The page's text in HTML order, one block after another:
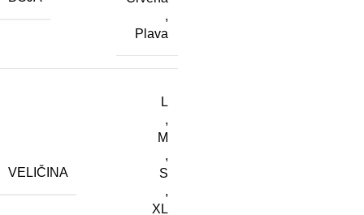
,
Plava
VELIČINA
L
,
M
,
S
,
XL